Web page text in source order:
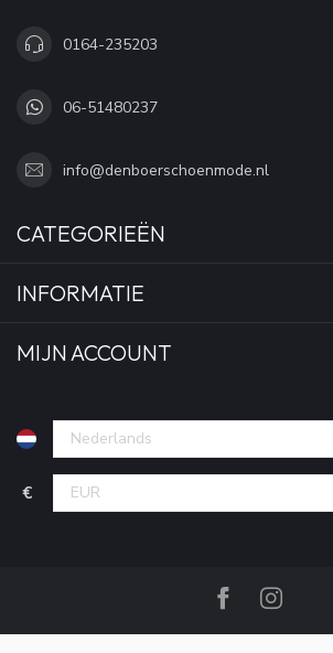
0164-235203
06-51480237
info@denboerschoenmode.nl
CATEGORIEËN
INFORMATIE
MIJN ACCOUNT
€